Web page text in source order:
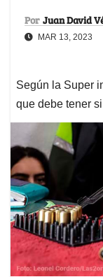
Por Juan David
MAR 13, 2023
Según la Super
que debe tener